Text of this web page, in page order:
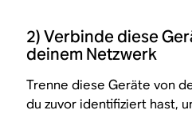
2) Verbinde diese
deinem Netzwerk
Trenne diese Geräte von
du zuvor identifiziert hast,